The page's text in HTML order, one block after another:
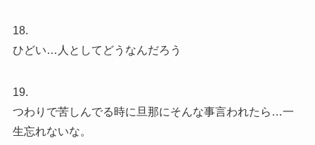
18.
ひどい…人としてどうなんだろう
19.
つわりで苦しんでる時に旦那にそんな事言われたら…一
生忘れないな。